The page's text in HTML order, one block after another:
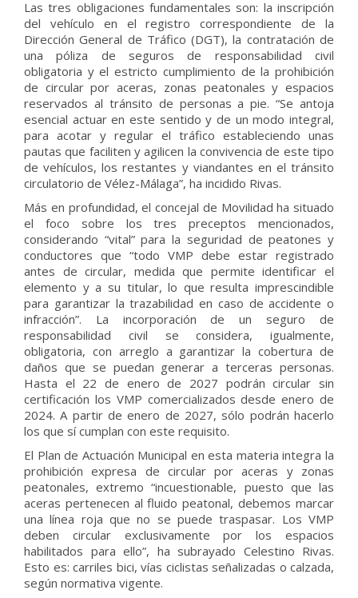
Las tres obligaciones fundamentales son: la inscripción
del vehículo en el registro correspondiente de la
Dirección General de Tráfico (DGT), la contratación de
una póliza de seguros de responsabilidad civil
obligatoria y el estricto cumplimiento de la prohibición
de circular por aceras, zonas peatonales y espacios
reservados al tránsito de personas a pie. “Se antoja
esencial actuar en este sentido y de un modo integral,
para acotar y regular el tráfico estableciendo unas
pautas que faciliten y agilicen la convivencia de este tipo
de vehículos, los restantes y viandantes en el tránsito
circulatorio de Vélez-Málaga”, ha incidido Rivas.
Más en profundidad, el concejal de Movilidad ha situado
el foco sobre los tres preceptos mencionados,
considerando “vital” para la seguridad de peatones y
conductores que “todo VMP debe estar registrado
antes de circular, medida que permite identificar el
elemento y a su titular, lo que resulta imprescindible
para garantizar la trazabilidad en caso de accidente o
infracción”. La incorporación de un seguro de
responsabilidad civil se considera, igualmente,
obligatoria, con arreglo a garantizar la cobertura de
daños que se puedan generar a terceras personas.
Hasta el 22 de enero de 2027 podrán circular sin
certificación los VMP comercializados desde enero de
2024. A partir de enero de 2027, sólo podrán hacerlo
los que sí cumplan con este requisito.
El Plan de Actuación Municipal en esta materia integra la
prohibición expresa de circular por aceras y zonas
peatonales, extremo “incuestionable, puesto que las
aceras pertenecen al fluido peatonal, debemos marcar
una línea roja que no se puede traspasar. Los VMP
deben circular exclusivamente por los espacios
habilitados para ello”, ha subrayado Celestino Rivas.
Esto es: carriles bici, vías ciclistas señalizadas o calzada,
según normativa vigente.